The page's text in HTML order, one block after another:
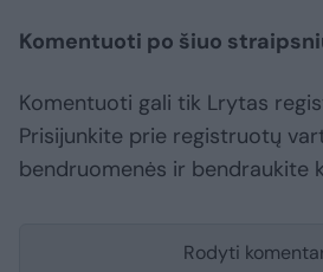
Komentuoti po šiuo
Komentuoti gali tik Lrytas
Prisijunkite prie registruotų
bendruomenės ir bendraukite
Rodyti